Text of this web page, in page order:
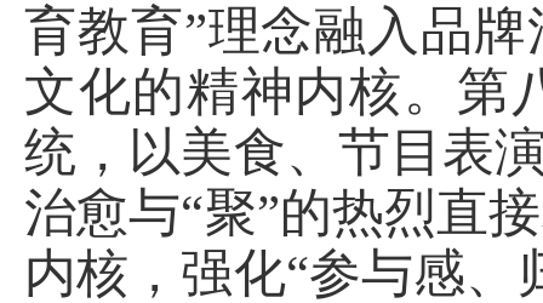
育教育”理念融入品
文化的精神内核。第
统，以美食、节目表
治愈与“聚”的热烈直
内核，强化“参与感